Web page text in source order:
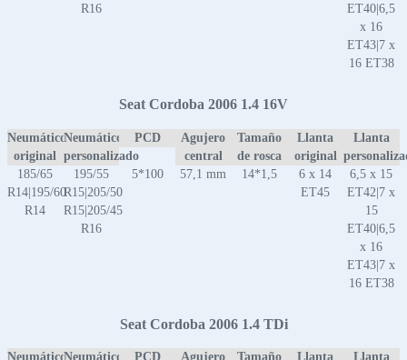
R16
ET40|6,5
x 16
ET43|7 x
16 ET38
Seat Cordoba 2006 1.4 16V
Neumático
original
Neumático
personalizado
PCD
Agujero
central
Tamaño
de rosca
Llanta
original
Llanta
185/65
R14|195/60
R14
195/55
R15|205/50
R15|205/45
R16
5*100 57,1 mm 14*1,5
6 x 14
ET45
6,5 x 15
ET42|7 x
15
ET40|6,5
x 16
ET43|7 x
16 ET38
Seat Cordoba 2006 1.4 TDi
NeumáticoNeumático
PCD
Agujero
Tamaño
Llanta
Llanta